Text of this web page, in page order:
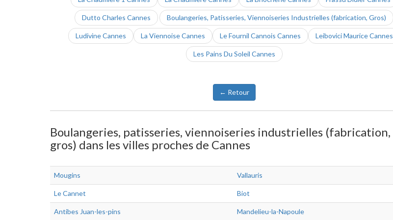
Dutto Charles Cannes Boulangeries, Patisseries, Viennoiseries Industrielles (fabrication, Gros)
Ludivine Cannes La Viennoise Cannes Le Fournil Cannois Cannes Leibovici Maurice Cannes
Les Pains Du Soleil Cannes
← Retour
Boulangeries, patisseries, viennoiseries industrielles (fabrication,
gros) dans les villes proches de Cannes
Mougins Vallauris
Le Cannet Biot
Antibes Juan-les-pins Mandelieu-la-Napoule